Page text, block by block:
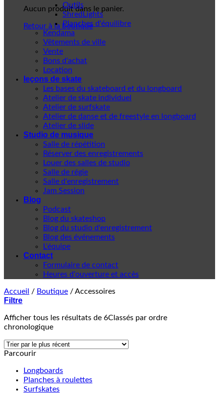
Aucun produit dans le panier.
Retour à la boutique
Outils
ShredLights
Planches d'équilibre
Kendama
Vêtements de ville
Vente
Bons d'achat
Location
leçons de skate
Les bases du skateboard et du longboard
Atelier de skate individuel
Atelier de surfskate
Atelier de danse et de freestyle en longboard
Atelier de slide
Studio de musique
Salle de répétition
Réserver des enregistrements
Louer des salles de studio
Salle de régie
Salle d'enregistrement
Jam Session
Blog
Podcast
Blog du skateshop
Blog du studio d'enregistrement
Blog des événements
L'équipe
Contact
Formulaire de contact
Heures d'ouverture et accès
Accueil / Boutique /Accessoires
Filtre
Afficher tous les résultats de 6Classés par ordre
chronologique
Parcourir
Longboards
Planches à roulettes
Surfskates